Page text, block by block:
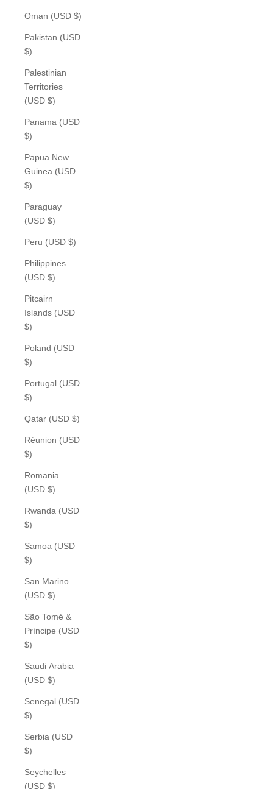
Oman (USD $)
Pakistan (USD
$)
Palestinian
Territories
(USD $)
Panama (USD
$)
Papua New
Guinea (USD
$)
Paraguay
(USD $)
Peru (USD $)
Philippines
(USD $)
Pitcairn
Islands (USD
$)
Poland (USD
$)
Portugal (USD
$)
Qatar (USD $)
Réunion (USD
$)
Romania
(USD $)
Rwanda (USD
$)
Samoa (USD
$)
San Marino
(USD $)
São Tomé &
Príncipe (USD
$)
Saudi Arabia
(USD $)
Senegal (USD
$)
Serbia (USD
$)
Seychelles
(USD $)